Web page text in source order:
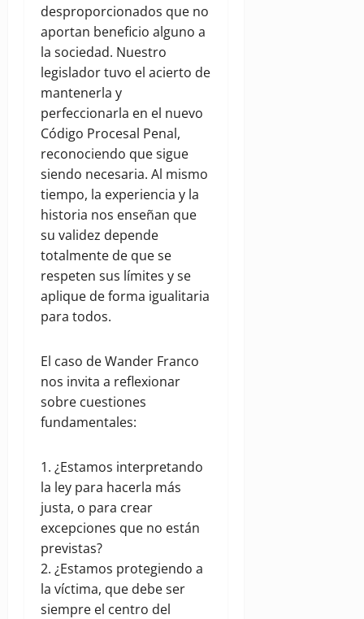
desproporcionados que no
aportan beneficio alguno a
la sociedad. Nuestro
legislador tuvo el acierto de
mantenerla y
perfeccionarla en el nuevo
Código Procesal Penal,
reconociendo que sigue
siendo necesaria. Al mismo
tiempo, la experiencia y la
historia nos enseñan que
su validez depende
totalmente de que se
respeten sus límites y se
aplique de forma igualitaria
para todos.
El caso de Wander Franco
nos invita a reflexionar
sobre cuestiones
fundamentales:
1. ¿Estamos interpretando
la ley para hacerla más
justa, o para crear
excepciones que no están
previstas?
2. ¿Estamos protegiendo a
la víctima, que debe ser
siempre el centro del